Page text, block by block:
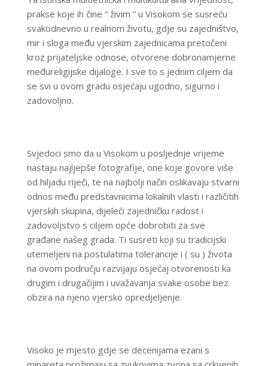
prakse koje ih čine “ živim “ u Visokom se susreću
svakodnevno u realnom životu, gdje su zajedništvo,
mir i sloga među vjerskim zajednicama pretočeni
kroz prijateljske odnose, otvorene dobronamjerne
međureligijske dijaloge. I sve to s jednim ciljem da
se svi u ovom gradu osjećaju ugodno, sigurno i
zadovoljno.
Svjedoci smo da u Visokom u posljednje vrijeme
nastaju najljepše fotografije, one koje govore više
od hiljadu riječi, te na najbolji način oslikavaju stvarni
odnos među predstavnicima lokalnih vlasti i različitih
vjerskih skupina, dijeleći zajedničku radost i
zadovoljstvo s ciljem opće dobrobiti za sve
građane našeg grada. Ti susreti koji su tradicijski
utemeljeni na postulatima tolerancije i ( su ) života
na ovom području razvijaju osjećaj otvorenosti ka
drugim i drugačijim i uvažavanja svake osobe bez
obzira na njeno vjersko opredjeljenje.
Visoko je mjesto gdje se decenijama ezani s